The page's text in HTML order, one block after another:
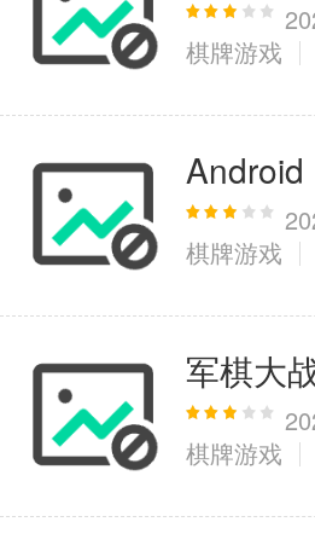
棋牌游戏
Android
棋牌游戏
军棋大
棋牌游戏